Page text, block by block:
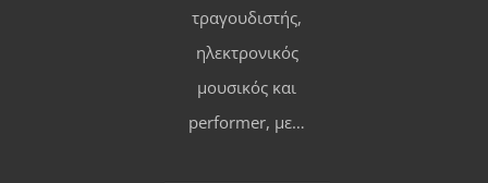
τραγουδιστής,
ηλεκτρονικός
μουσικός και
performer, με…